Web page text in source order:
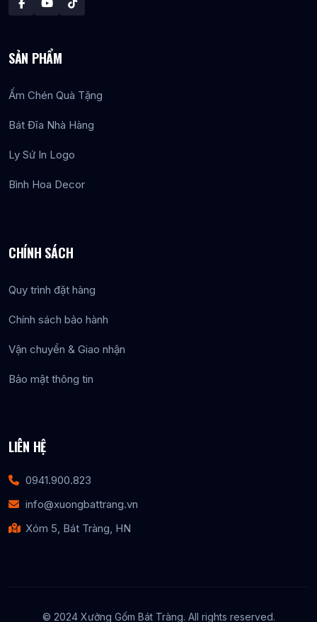
SẢN PHẨM
Ấm Chén Quà Tặng
Bát Đĩa Nhà Hàng
Ly Sứ In Logo
Bình Hoa Decor
CHÍNH SÁCH
Quy trình đặt hàng
Chính sách bảo hành
Vận chuyển & Giao nhận
Bảo mật thông tin
LIÊN HỆ
0941.900.823
info@xuongbattrang.vn
Xóm 5, Bát Tràng, HN
© 2024 Xưởng Gốm Bát Tràng. All rights reserved.